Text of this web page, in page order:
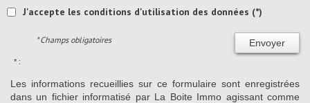
J'accepte les conditions d'utilisation des données (*)
Envoyer
* Champs obligatoires
* :
Les informations recueillies sur ce formulaire sont enregistrées
dans un fichier informatisé par La Boite Immo agissant comme